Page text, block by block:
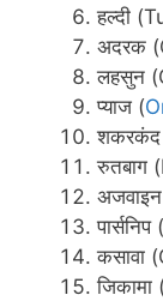
हल्दी
अदरक
लहसुन
प्याज (
रुतबाग
कसावा